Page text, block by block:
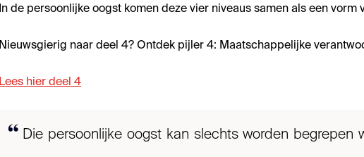
In de persoonlijke oogst komen deze vier niveaus samen als een vorm
Nieuwsgierig naar deel 4? Ontdek pijler 4: Maatschappelijke
Lees hier deel 4
Die persoonlijke oogst kan slechts worden begrepen